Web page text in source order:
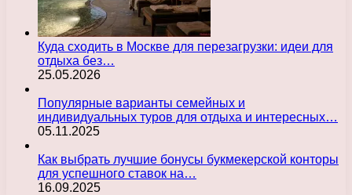
Куда сходить в Москве для перезагрузки: идеи для
отдыха без…
25.05.2026
Популярные варианты семейных и
индивидуальных туров для отдыха и интересных…
05.11.2025
Как выбрать лучшие бонусы букмекерской конторы
для успешного ставок на…
16.09.2025